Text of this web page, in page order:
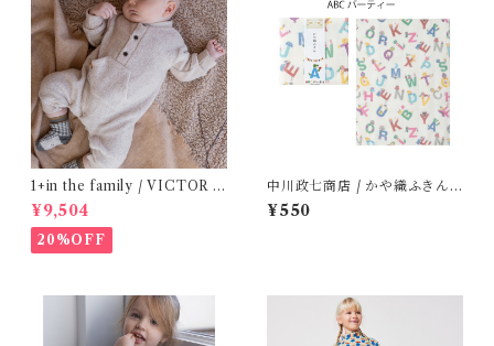
1+in the family / VICTOR (
12m )
¥9,504
20%OFF
中川政七商店 / かや織ふきん (
tupera tupera ABCパーティ
ー)
¥550